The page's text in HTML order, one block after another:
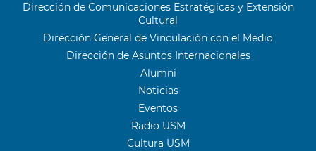
Dirección de Comunicaciones Estratégicas y Extensión
Cultural
Dirección General de Vinculación con el Medio
Dirección de Asuntos Internacionales
Alumni
Noticias
Eventos
Radio USM
Cultura USM